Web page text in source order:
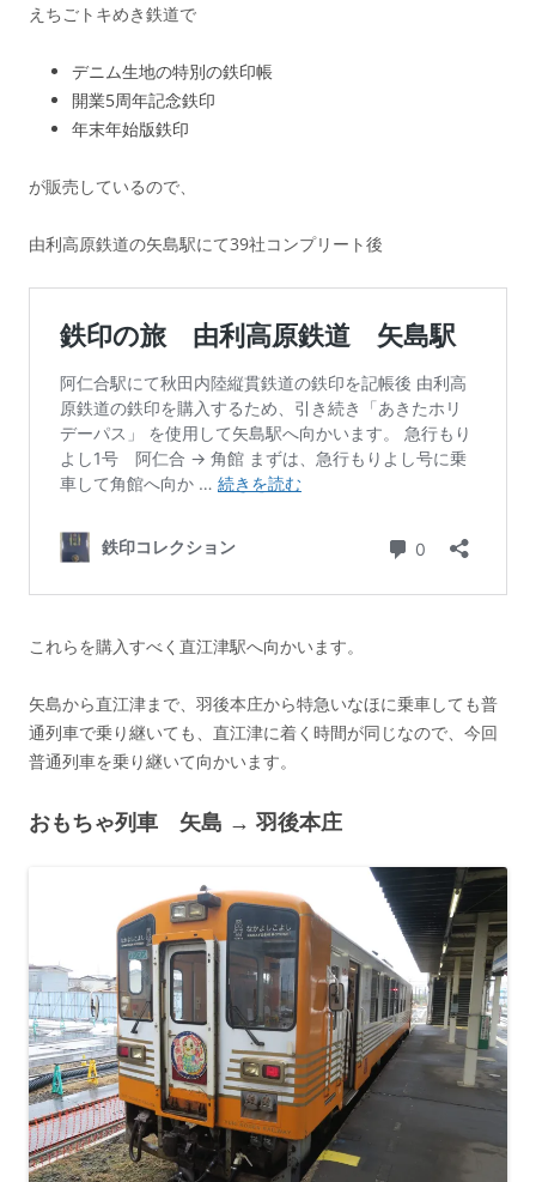
えちごトキめき鉄道で
デニム生地の特別の鉄印帳
開業5周年記念鉄印
年末年始版鉄印
が販売しているので、
由利高原鉄道の矢島駅にて39社コンプリート後
これらを購入すべく直江津駅へ向かいます。
矢島から直江津まで、羽後本庄から特急いなほに乗車しても普
通列車で乗り継いても、直江津に着く時間が同じなので、今回
普通列車を乗り継いて向かいます。
おもちゃ列車 矢島 → 羽後本庄